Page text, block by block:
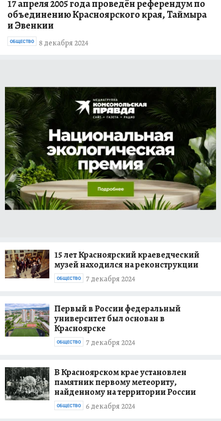
17 апреля 2005 года проведён референдум по
объединению Красноярского края, Таймыра
и Эвенкии
8 декабря 2024
ОБЩЕСТВО
15 лет Красноярский краеведческий
музей находился на реконструкции
7 декабря 2024
ОБЩЕСТВО
Первый в России федеральный
университет был основан в
Красноярске
7 декабря 2024
ОБЩЕСТВО
В Красноярском крае установлен
памятник первому метеориту,
найденному на территории России
6 декабря 2024
ОБЩЕСТВО